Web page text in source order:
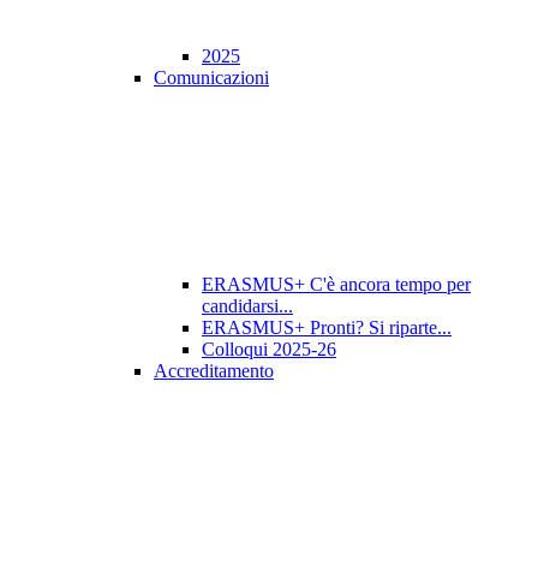
2025
Comunicazioni
ERASMUS+ C'è ancora tempo per
candidarsi...
ERASMUS+ Pronti? Si riparte...
Colloqui 2025-26
Accreditamento